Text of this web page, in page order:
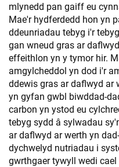
mlynedd pan gaiff eu
Mae'r hydferdedd hon yn
ddeunriadau tebyg i'r
gan wneud gras ar
effeithlon yn y tymor hir.
amgylcheddol yn dod i'r
ddewis gras ar daflwyd ar
yn gyfan gwbl biwddad-
carbon yn ystod eu
tebyg sydd â sylwadau
ar daflwyd ar werth yn
dychwelyd nutriadau i
gwrthgaer tywyll wedi